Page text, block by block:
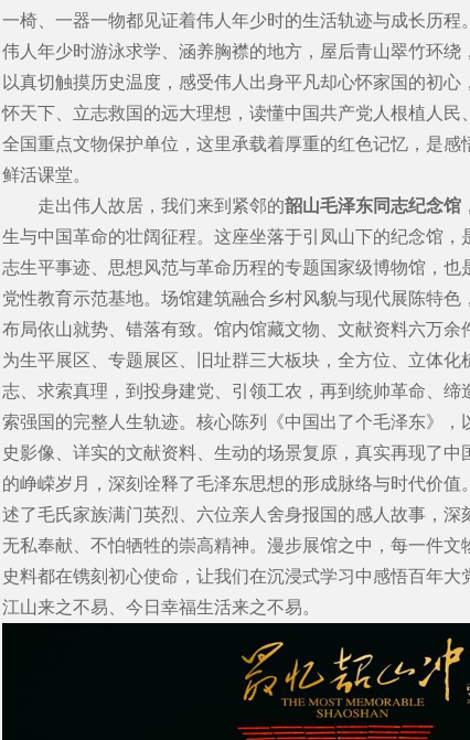
一椅、一器一物都见证着伟人年少时的生活轨迹与成长历程
伟人年少时游泳求学、涵养胸襟的地方，屋后青山翠竹环绕
以真切触摸历史温度，感受伟人出身平凡却心怀家国的初心
怀天下、立志救国的远大理想，读懂中国共产党人根植人民
全国重点文物保护单位，这里承载着厚重的红色记忆，是感
鲜活课堂。
走出伟人故居，我们来到紧邻的韶山毛泽东同志纪念馆
生与中国革命的壮阔征程。这座坐落于引凤山下的纪念馆，
志生平事迹、思想风范与革命历程的专题国家级博物馆，也
党性教育示范基地。场馆建筑融合乡村风貌与现代展陈特色
布局依山就势、错落有致。馆内馆藏文物、文献资料六万余
为生平展区、专题展区、旧址群三大板块，全方位、立体化
志、求索真理，到投身建党、引领工农，再到统帅革命、缔
索强国的完整人生轨迹。核心陈列《中国出了个毛泽东》，
史影像、详实的文献资料、生动的场景复原，真实再现了中
的峥嵘岁月，深刻诠释了毛泽东思想的形成脉络与时代价值
述了毛氏家族满门英烈、六位亲人舍身报国的感人故事，深
无私奉献、不怕牺牲的崇高精神。漫步展馆之中，每一件文
史料都在镌刻初心使命，让我们在沉浸式学习中感悟百年大
江山来之不易、今日幸福生活来之不易。